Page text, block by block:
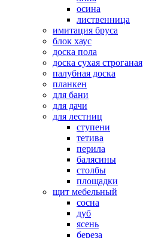
осина
лиственница
имитация бруса
блок хаус
доска пола
доска сухая строганая
палубная доска
планкен
для бани
для дачи
для лестниц
ступени
тетива
перила
балясины
столбы
площадки
щит мебельный
сосна
дуб
ясень
береза